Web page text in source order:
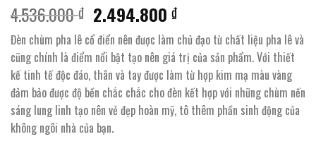
4.536.000₫ Giá
gốc
là:
4.536.000 ₫.
2.494.800₫Giá
hiện
tại
là:
2.494.800 ₫.
Đèn chùm pha lê cổ điển nên được làm chủ đạo từ chất liệu pha lê và
cũng chính là điểm nổi bật tạo nên giá trị của sản phẩm. Với thiết
kế tinh tế độc đáo, thân và tay được làm từ hợp kim mạ màu vàng
đảm bảo được độ bền chắc chắc cho đèn kết hợp với những chùm nến
sáng lung linh tạo nên vẻ đẹp hoàn mỹ, tô thêm phần sinh động của
không ngôi nhà của bạn.